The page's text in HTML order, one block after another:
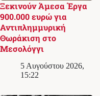
Ξεκινούν Άμεσα Έργα
900.000 ευρώ για
Αντιπλημμυρική
Θωράκιση στο
Μεσολόγγι
5 Αυγούστου 2026,
15:22